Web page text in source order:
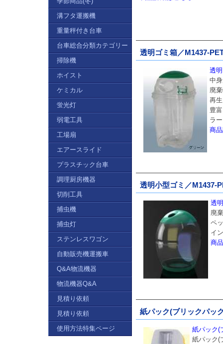
透明ゴミ箱／M1437-
透
中
廃
再
豊
ラ
商
透明小型ゴミ／M1437-
透
廃
ペ
イ
商
紙パック(ブリックパッ
紙パック(
紙パック(
溝フタ運搬機
重量秤付き台車
台車総合分類カテゴリー
掃除機
ホイスト
ケミカル
蛍光灯
弱電工具
工場扇
エアースライド
プラスチック台車
調理厨房機器
切削工具
捕虫機
捕虫灯
ステンレスワゴン
自動販売機運搬車
Q&A物流機器
物流機器Q&A
見積り依頼
見積り依頼
使用方法特集ページ